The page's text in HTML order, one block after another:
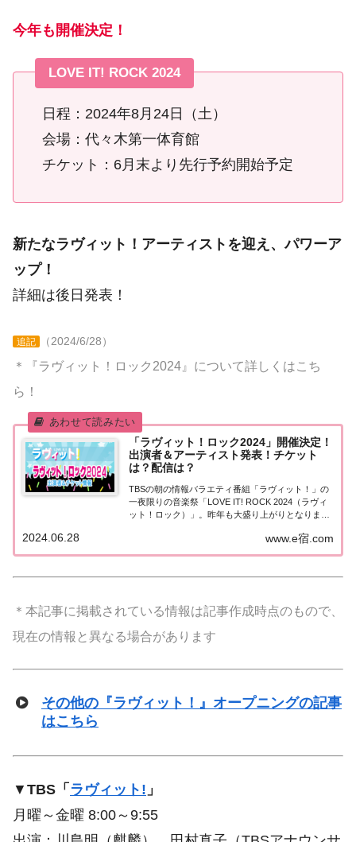
今年も開催決定！
LOVE IT! ROCK 2024
日程：2024年8月24日（土）
会場：代々木第一体育館
チケット：6月末より先行予約開始予定
新たなラヴィット！アーティストを迎え、パワーア
ップ！
詳細は後日発表！
追記 （2024/6/28）
＊『ラヴィット！ロック2024』について詳しくはこち
ら！
「ラヴィット！ロック2024」開催決定！
出演者＆アーティスト発表！チケット
は？配信は？
TBSの朝の情報バラエティ番組「ラヴィット！」の
一夜限りの音楽祭「LOVE IT! ROCK 2024（ラヴィ
ット！ロック）」。昨年も大盛り上がりとなりまし
は8月24日（土）。今年も代々木第一体育館で開催
されます。今年の出演者...
www.e宿.com
2024.06.28
＊本記事に掲載されている情報は記事作成時点のもので、
現在の情報と異なる場合があります
その他の『ラヴィット！』オープニングの記事
はこちら
▼ TBS「 ラヴィット! 」
月曜～金曜 8:00～9:55